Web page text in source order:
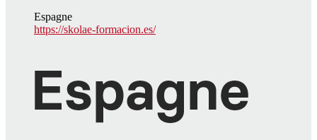
Espagne
https://skolae-formacion.es/